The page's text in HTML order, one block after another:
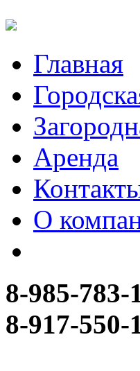
Главная
Аренда
О
8-985-783-
8-917-550-